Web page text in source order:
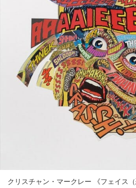
クリスチャン・マークレー 《フェイス